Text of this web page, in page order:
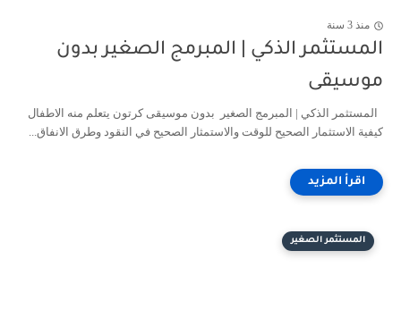
منذ 3 سنة
المستثمر الذكي | المبرمج الصغير بدون
موسيقى
المستثمر الذكي | المبرمج الصغير بدون موسيقى كرتون يتعلم منه الاطفال
كيفية الاستثمار الصحيح للوقت والاستمثار الصحيح في النقود وطرق الانفاق...
المستثمر الصغير